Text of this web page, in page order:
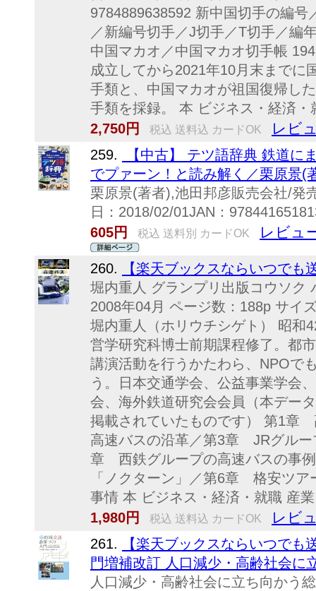
9784889638592 新中国切手の編
／新編号切手／J切手／T切手／編
中国マカオ／中国マカオ切手帳
成立してから2021年10月末までに
手類と、中国マカオが祖国復帰し
手類を採録。 本 ビジネス・経済
2,750円
税込 送料込 カードOK レビ
259.
【中古】 テツ語辞典 鉄道に
でプァーン！と読み解く／栗原景(
栗原景(著者),池田邦彦販売会社/発
日：2018/02/01JAN：
605円
税込 送料別 カードOK レビュ
260.
【楽天ブックスならいつで
堀内重人 グランプリ出版コウソク
2008年04月 ページ数：188p サイ
堀内重人（ホリウチシゲト） 昭和
営学研究科博士前期課程修了。都
講演活動を行うかたわら、NPOで
う。日本交通学会、公益事業学会
会、海外鉄道研究会会員（本デー
掲載されていたものです） 第1
高速バスの沿革／第3章 JRグルー
章 西鉄グループの高速バスの事
「ノクターン」／第6章 格安ツ
事情 本 ビジネス・経済・就職 産
1,980円
税込 送料込 カードOK レビ
261.
【楽天ブックスならいつで
門増補改訂 人口減少・高齢社会に
人口減少・高齢社会に立ち向かう